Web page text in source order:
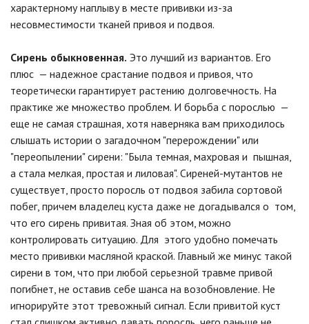
характерному наплыву в месте прививки из-за
несовместимости тканей привоя и подвоя.
Сирень обыкновенная. Это лучший из вариантов. Его
плюс — надежное срастание подвоя и привоя, что
теоретически гарантирует растению долговечность. На
практике же множество проблем. И борьба с порослью —
еще не самая страшная, хотя наверняка вам приходилось
слышать истории о загадочном "перерождении" или
"переопылении" сирени: "Была темная, махровая и пышная,
а стала мелкая, простая и лиловая". Сиреней-мутантов не
существует, просто поросль от подвоя забила сортовой
побег, причем владелец куста даже не догадывался о том,
что его сирень привитая. Зная об этом, можно
контролировать ситуацию. Для этого удобно помечать
место прививки масляной краской. Главный же минус такой
сирени в том, что при любой серьезной травме привой
погибнет, не оставив себе шанса на возобновление. Не
игнорируйте этот тревожный сигнал. Если привитой куст